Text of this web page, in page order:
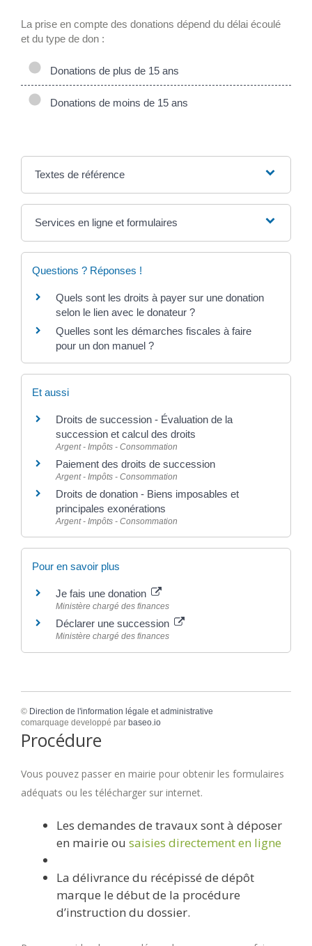
La prise en compte des donations dépend du délai écoulé
et du type de don :
Donations de plus de 15 ans
Donations de moins de 15 ans
Textes de référence
Services en ligne et formulaires
Questions ? Réponses !
Quels sont les droits à payer sur une donation
selon le lien avec le donateur ?
Quelles sont les démarches fiscales à faire
pour un don manuel ?
Et aussi
Droits de succession - Évaluation de la
succession et calcul des droits
Argent - Impôts - Consommation
Paiement des droits de succession
Argent - Impôts - Consommation
Droits de donation - Biens imposables et
principales exonérations
Argent - Impôts - Consommation
Pour en savoir plus
Je fais une donation
Ministère chargé des finances
Déclarer une succession
Ministère chargé des finances
© Direction de l'information légale et administrative
comarquage developpé par baseo.io
Procédure
Vous pouvez passer en mairie pour obtenir les formulaires
adéquats ou les télécharger sur internet.
Les demandes de travaux sont à déposer
en mairie ou saisies directement en ligne
La délivrance du récépissé de dépôt
marque le début de la procédure
d’instruction du dossier.